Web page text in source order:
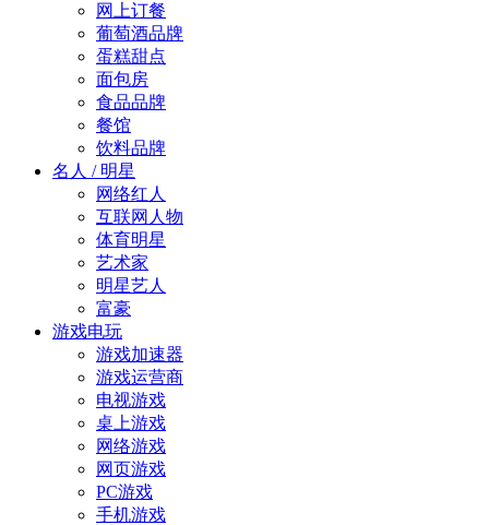
网上订餐
葡萄酒品牌
蛋糕甜点
面包房
食品品牌
餐馆
饮料品牌
名人 / 明星
网络红人
互联网人物
体育明星
艺术家
明星艺人
富豪
游戏电玩
游戏加速器
游戏运营商
电视游戏
桌上游戏
网络游戏
网页游戏
PC游戏
手机游戏